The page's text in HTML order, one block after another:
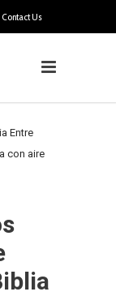
Contact Us
Entre
con aire